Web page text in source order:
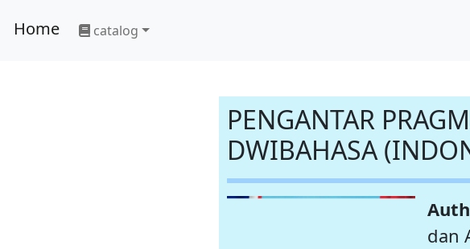
Home catalog
PENGANTAR
DWIBAHASA
dan